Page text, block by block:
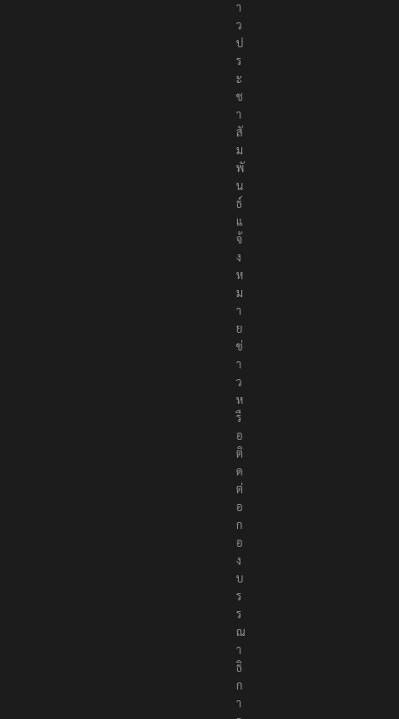
ง
ข่
า
ว
ป
ร
ะ
ช
า
สั
ม
พั
น
ธ์
แ
จ้
ง
ห
ม
า
ย
ข่
า
ว
ห
รื
อ
ติ
ด
ต่
อ
ก
อ
ง
บ
ร
ร
ณ
า
ธิ